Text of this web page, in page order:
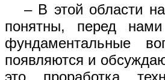
– В этой области на
понятны, перед
фундаментальные
появляются и
это проработка